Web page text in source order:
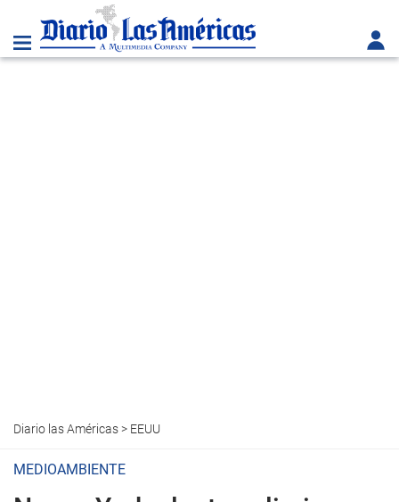
Diario las Américas> EEUU
MEDIOAMBIENTE